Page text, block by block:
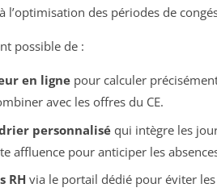
l’optimisation des périodes de
possible de :
en lignepour calculer
avec les offres du CE.
personnaliséqui intègre les
affluence pour anticiper les
RHvia le portail dédié pour éviter